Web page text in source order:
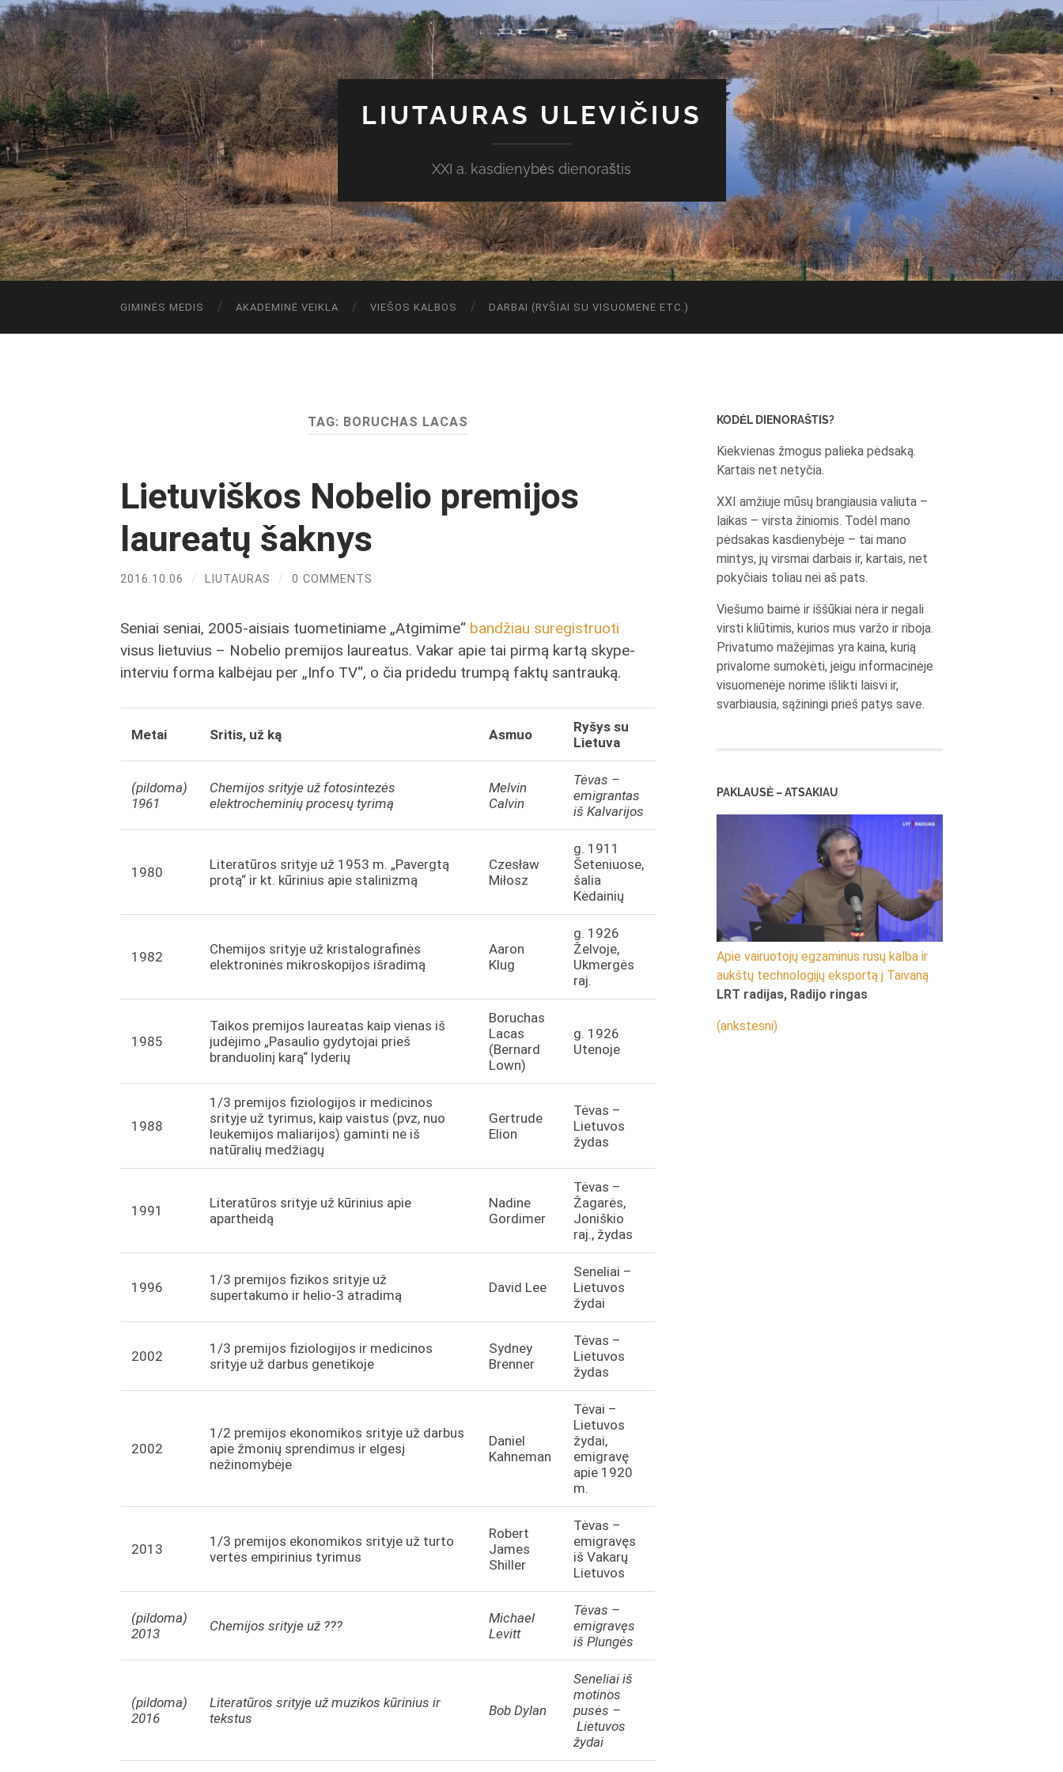
LIUTAURAS ULEVIČIUS
XXI a. kasdienybės dienoraštis
GIMINĖS MEDIS AKADEMINĖ VEIKLA VIEŠOS KALBOS DARBAI (RYŠIAI SU VISUOMENE ETC.)
TAG: BORUCHAS LACAS
Lietuviškos Nobelio premijos
laureatų šaknys
2016.10.06 / LIUTAURAS / 0 COMMENTS
Seniai seniai, 2005-aisiais tuometiniame „Atgimime“ bandžiau suregistruoti
visus lietuvius – Nobelio premijos laureatus. Vakar apie tai pirmą kartą skype-
interviu forma kalbėjau per „Info TV“, o čia pridedu trumpą faktų santrauką.
Metai Sritis, už ką Asmuo
Ryšys su
Lietuva
(pildoma)
1961
Chemijos srityje už fotosintezės
elektrocheminių procesų tyrimą
Melvin
Calvin
Tėvas –
emigrantas
iš Kalvarijos
1980
Literatūros srityje už 1953 m. „Pavergtą
protą“ ir kt. kūrinius apie stalinizmą
Czesław
Miłosz
g. 1911
Šeteniuose,
šalia
Kėdainių
1982
Chemijos srityje už kristalografinės
elektroninės mikroskopijos išradimą
Aaron
Klug
g. 1926
Želvoje,
Ukmergės
raj.
1985
Taikos premijos laureatas kaip vienas iš
judėjimo „Pasaulio gydytojai prieš
branduolinį karą“ lyderių
Boruchas
Lacas
(Bernard
Lown)
g. 1926
Utenoje
1988
1/3 premijos fiziologijos ir medicinos
srityje už tyrimus, kaip vaistus (pvz, nuo
leukemijos maliarijos) gaminti ne iš
natūralių medžiagų
Gertrude
Elion
Tėvas –
Lietuvos
žydas
1991
Literatūros srityje už kūrinius apie
apartheidą
Nadine
Gordimer
Tėvas –
Žagarės,
Joniškio
raj., žydas
1996
1/3 premijos fizikos srityje už
supertakumo ir helio-3 atradimą
David Lee
Seneliai –
Lietuvos
žydai
2002
1/3 premijos fiziologijos ir medicinos
srityje už darbus genetikoje
Sydney
Brenner
Tėvas –
Lietuvos
žydas
2002
1/2 premijos ekonomikos srityje už darbus
apie žmonių sprendimus ir elgesį
nežinomybėje
Daniel
Kahneman
Tėvai –
Lietuvos
žydai,
emigravę
apie 1920
m.
2013
1/3 premijos ekonomikos srityje už turto
vertės empirinius tyrimus
Robert
James
Shiller
Tėvas –
emigravęs
iš Vakarų
Lietuvos
(pildoma)
2013
Chemijos srityje už ???
Michael
Levitt
Tėvas –
emigravęs
iš Plungės
(pildoma)
2016
Literatūros srityje už muzikos kūrinius ir
tekstus
Bob Dylan
Seneliai iš
motinos
pusės –
Lietuvos
žydai
KODĖL DIENORAŠTIS?
Kiekvienas žmogus palieka pėdsaką.
Kartais net netyčia.
XXI amžiuje mūsų brangiausia valiuta –
laikas – virsta žiniomis. Todėl mano
pėdsakas kasdienybėje – tai mano
mintys, jų virsmai darbais ir, kartais, net
pokyčiais toliau nei aš pats.
Viešumo baimė ir iššūkiai nėra ir negali
virsti kliūtimis, kurios mus varžo ir riboja.
Privatumo mažėjimas yra kaina, kurią
privalome sumokėti, jeigu informacinėje
visuomenėje norime išlikti laisvi ir,
svarbiausia, sąžiningi prieš patys save.
PAKLAUSĖ – ATSAKIAU
Apie vairuotojų egzaminus rusų kalba ir
aukštų technologijų eksportą į Taivaną
LRT radijas, Radijo ringas
(ankstesni)